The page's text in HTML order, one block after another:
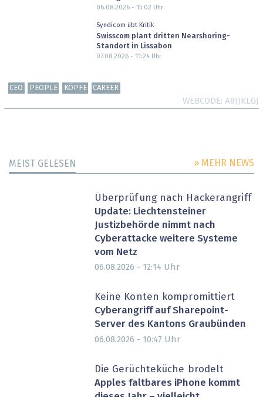
06.08.2026 - 15:02 Uhr
Syndicom übt Kritik
Swisscom plant dritten Nearshoring-
Standort in Lissabon
07.08.2026 - 11:24Uhr
CEO PEOPLE KÖPFE CAREER
WEBCODE A8IJKLGJ
MEIST GELESEN » MEHR NEWS
Überprüfung nach Hackerangriff
Update: Liechtensteiner
Justizbehörde nimmt nach
Cyberattacke weitere Systeme
vom Netz
06.08.2026 - 12:14 Uhr
Keine Konten kompromittiert
Cyberangriff auf Sharepoint-
Server des Kantons Graubünden
06.08.2026 - 10:47 Uhr
Die Gerüchteküche brodelt
Apples faltbares iPhone kommt